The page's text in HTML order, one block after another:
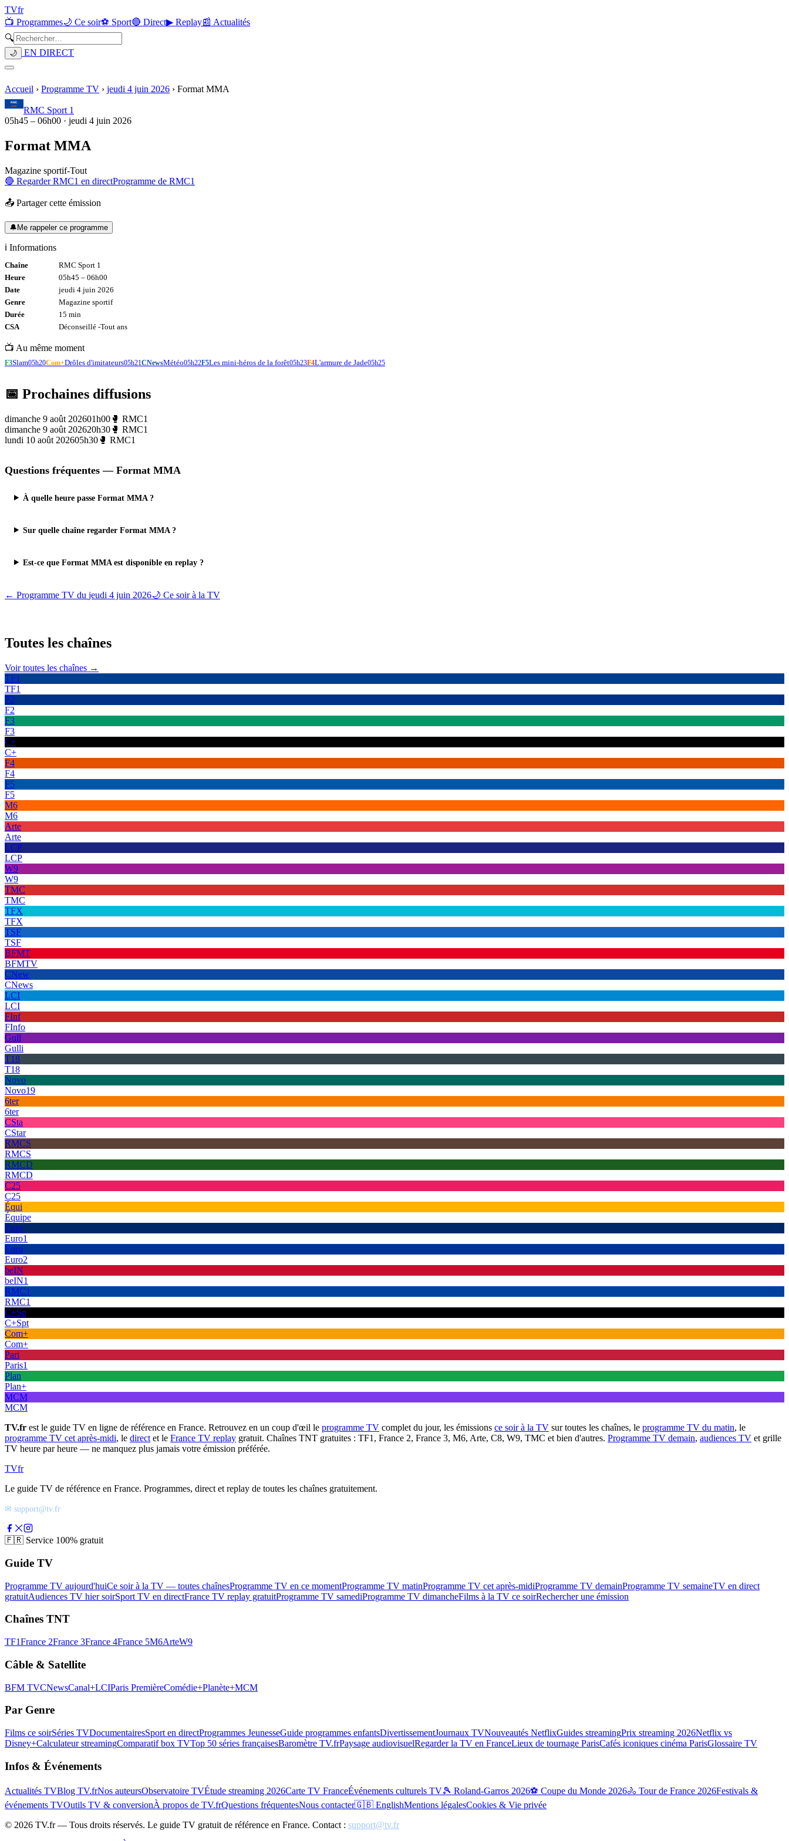
TVfr
📺 Programmes🌙 Ce soir⚽ Sport🔴 Direct▶ Replay📰 Actualités
🔍
🌙 EN DIRECT
Accueil › Programme TV › jeudi 4 juin 2026 › Format MMA
RMC Sport 1
05h45 – 06h00 · jeudi 4 juin 2026
Format MMA
Magazine sportif-Tout
🔴 RegarderRMC1 en directProgramme de RMC1
📤 Partager cette émission
🔔 Me rappeler ce programme
ℹ️ Informations
Chaîne
RMC Sport 1
Heure
05h45 – 06h00
Date
jeudi 4 juin 2026
Genre
Magazine sportif
Durée
15 min
CSA
Déconseillé -Tout ans
📺 Au même moment
F3Slam05h20Com+Drôles d'imitateurs05h21 CNewsMétéo05h22F5Les mini-héros de la forêt05h23F4L'armure de Jade05h25
📅 Prochaines diffusions
dimanche 9 août 202601h00 🥊 RMC1
dimanche 9 août 202620h30 🥊 RMC1
lundi 10 août 202605h30 🥊 RMC1
Questions fréquentes — Format MMA
À quelle heure passe Format MMA ?
Sur quelle chaîne regarder Format MMA ?
Est-ce que Format MMA est disponible en replay ?
← Programme TV du jeudi 4 juin 2026🌙 Ce soir à la TV
Toutes les chaînes
Voir toutes les chaînes →
TF1
TF1
F2
F2
F3
F3
C+
C+
F4
F4
F5
F5
M6
M6
Arte
Arte
LCP
LCP
W9
W9
TMC
TMC
TFX
TFX
TSF
TSF
BFMT
BFMTV
CNew
CNews
LCI
LCI
FInf
FInfo
Gull
Gulli
T18
T18
Novo
Novo19
6ter
6ter
CSta
CStar
RMCS
RMCS
RMCD
RMCD
C25
C25
Équi
Équipe
Euro
Euro1
Euro
Euro2
beIN
beIN1
RMC1
RMC1
C+Sp
C+Spt
Com+
Com+
Pari
Paris1
Plan
Plan+
MCM
MCM
TV.fr est le guide TV en ligne de référence en France. Retrouvez en un coup d'œil le programme TV complet du jour, les émissions ce soir à la TV sur toutes les chaînes, le programme TV du matin, le
programme TV cet après-midi, le direct et le France TV replay gratuit. Chaînes TNT gratuites : TF1, France 2, France 3, M6, Arte, C8, W9, TMC et bien d'autres. Programme TV demain, audiences TV et grille
TV heure par heure — ne manquez plus jamais votre émission préférée.
TVfr
Le guide TV de référence en France. Programmes, direct et replay de toutes les chaînes gratuitement.
✉ support@tv.fr
🇫🇷 Service 100% gratuit
Guide TV
Programme TV aujourd'huiCe soir à la TV — toutes chaînesProgramme TV en ce momentProgramme TV matinProgramme TV cet après-midiProgramme TV demainProgramme TV semaineTV en direct
gratuitAudiences TV hier soirSport TV en directFrance TV replay gratuitProgramme TV samediProgramme TV dimancheFilms à la TV ce soirRechercher une émission
Chaînes TNT
TF1France 2France 3France 4France 5M6ArteW9
Câble & Satellite
BFM TVCNewsCanal+LCIParis PremièreComédie+Planète+MCM
Par Genre
Films ce soirSéries TVDocumentairesSport en directProgrammes JeunesseGuide programmes enfantsDivertissementJournaux TVNouveautés NetflixGuides streamingPrix streaming 2026Netflix vs
Disney+Calculateur streamingComparatif box TVTop 50 séries françaisesBaromètre TV.frPaysage audiovisuelRegarder la TV en FranceLieux de tournage ParisCafés iconiques cinéma ParisGlossaire TV
Infos & Événements
Actualités TVBlog TV.frNos auteursObservatoire TVÉtude streaming 2026Carte TV FranceÉvénements culturels TV🎾 Roland-Garros 2026⚽ Coupe du Monde 2026🚴 Tour de France 2026Festivals &
événements TVOutils TV & conversionÀ propos de TV.frQuestions fréquentesNous contacter🇬🇧 EnglishMentions légalesCookies & Vie privée
© 2026 TV.fr — Tous droits réservés. Le guide TV gratuit de référence en France. Contact : support@tv.fr